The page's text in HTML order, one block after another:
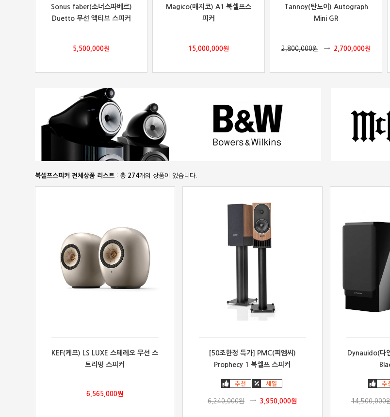
Sonus faber(소너스파베르)
Duetto 무선 액티브 스피커
5,500,000원
Magico(매지코) A1 북셀프스
피커
15,000,000원
Tannoy(탄노이) Autograph
Mini GR
2,800,000원 2,700,000원
북셀프스피커 전체상품 리스트 : 총 274개의 상품이 있습니다.
KEF(케프) LS LUXE 스테레오 무선 스
트리밍 스피커
6,565,000원
[50조한정 특가] PMC(피엠씨)
Prophecy 1 북셀프 스피커
6,240,000원 3,950,000원
Dynauido(다
14,500,000